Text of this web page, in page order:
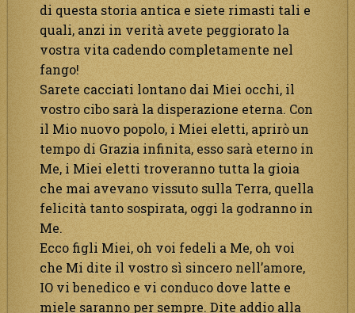
di questa storia antica e siete rimasti tali e
quali, anzi in verità avete peggiorato la
vostra vita cadendo completamente nel
fango!
Sarete cacciati lontano dai Miei occhi, il
vostro cibo sarà la disperazione eterna. Con
il Mio nuovo popolo, i Miei eletti, aprirò un
tempo di Grazia infinita, esso sarà eterno in
Me, i Miei eletti troveranno tutta la gioia
che mai avevano vissuto sulla Terra, quella
felicità tanto sospirata, oggi la godranno in
Me.
Ecco figli Miei, oh voi fedeli a Me, oh voi
che Mi dite il vostro sì sincero nell’amore,
IO vi benedico e vi conduco dove latte e
miele saranno per sempre. Dite addio alla